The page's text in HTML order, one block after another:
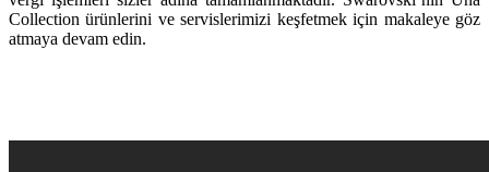
Collection ürünlerini ve servislerimizi keşfetmek için makaleye göz
atmaya devam edin.